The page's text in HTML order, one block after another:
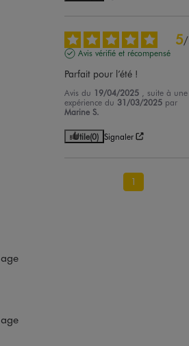
5/
Avis vérifié et récompensé
Parfait pour l’été !
Avis du 19/04/2025
, suite à une
expérience du 31/03/2025 par
Marine S.
Utile(0) Signaler
1